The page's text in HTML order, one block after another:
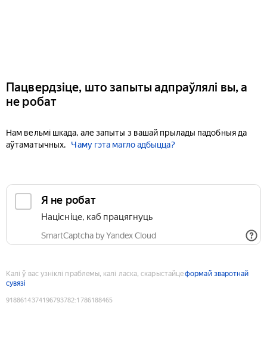
Пацвердзіце, што запыты адпраўлялі вы, а
не робат
Нам вельмі шкада, але запыты з вашай прылады падобныя да
аўтаматычных.
Чаму гэта магло адбыцца?
Я не робат
Націсніце, каб працягнуць
SmartCaptcha by Yandex Cloud
Калі ў вас узніклі праблемы, калі ласка, скарыстайцеформай зваротнай
сувязі
9188614374196793782:1786188465